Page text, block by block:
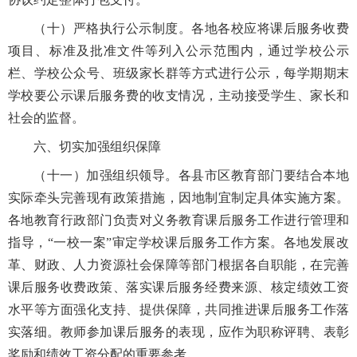
（十）严格执行公示制度。各地各校应将课后服务收费
项目、标准及批准文件等列入公示范围内，通过学校公示
栏、学校公众号、班级家长群等方式进行公示，每学期期末
学校要公示课后服务费的收支情况，主动接受学生、家长和
社会的监督。
六、切实加强组织保障
（十一）加强组织领导。各县市区教育部门要结合本地
实际牵头完善现有政策措施，因地制宜制定具体实施方案。
各地教育行政部门负责对义务教育课后服务工作进行管理和
指导，“一校一案”审定学校课后服务工作方案。各地发展改
革、财政、人力资源社会保障等部门根据各自职能，在完善
课后服务收费政策、落实课后服务经费来源、核定绩效工资
水平等方面强化支持、提供保障，共同推进课后服务工作落
实落细。教师参加课后服务的表现，应作为职称评聘、表彰
奖励和绩效工资分配的重要参考。